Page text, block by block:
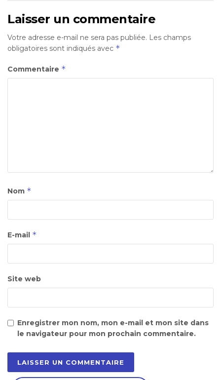
Laisser un commentaire
Votre adresse e-mail ne sera pas publiée. Les champs
obligatoires sont indiqués avec *
Commentaire *
Nom *
E-mail *
Site web
Enregistrer mon nom, mon e-mail et mon site dans
le navigateur pour mon prochain commentaire.